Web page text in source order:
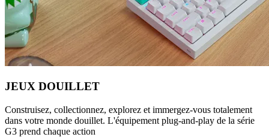
JEUX DOUILLET
Construisez, collectionnez, explorez et immergez-vous totalement
dans votre monde douillet. L'équipement plug-and-play de la série
G3 prend chaque action